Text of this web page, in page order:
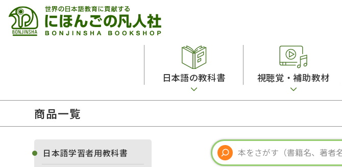
日本語の教科書
留学生向け専門分野
子ども向け
読解
発音・聴解
視聴覚・補助教材
カード・ゲーム・絵教材
絵本・子ども向け補助
韓国語辞典
スペイン語辞典
ドイツ語辞典
ポルトガル語辞典
音声・音韻
語彙・意味
文法
表記
商品一覧
日本語学習者用教科書